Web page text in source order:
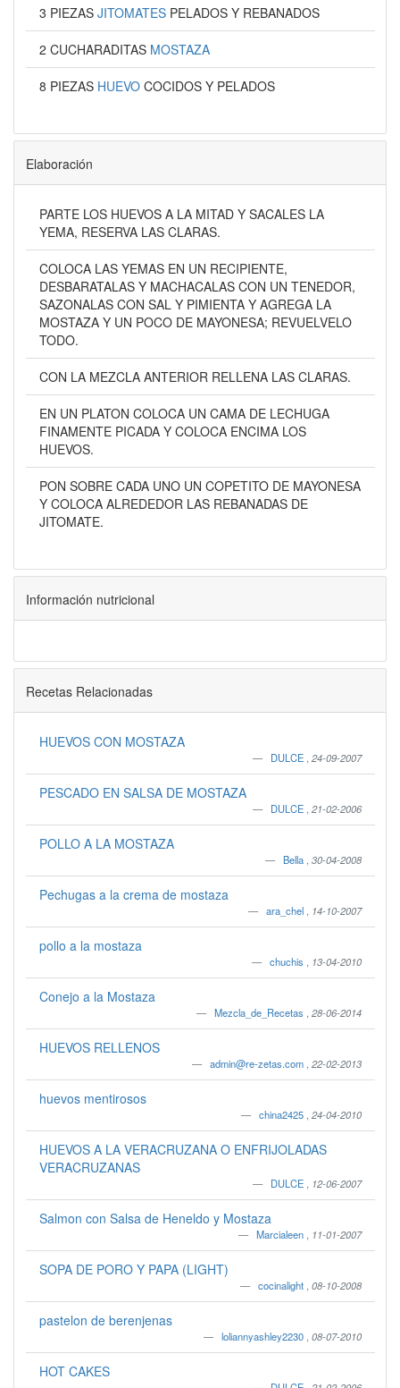
3 PIEZAS JITOMATES PELADOS Y REBANADOS
2 CUCHARADITAS MOSTAZA
8 PIEZAS HUEVO COCIDOS Y PELADOS
Elaboración
PARTE LOS HUEVOS A LA MITAD Y SACALES LA
YEMA, RESERVA LAS CLARAS.
COLOCA LAS YEMAS EN UN RECIPIENTE,
DESBARATALAS Y MACHACALAS CON UN TENEDOR,
SAZONALAS CON SAL Y PIMIENTA Y AGREGA LA
MOSTAZA Y UN POCO DE MAYONESA; REVUELVELO
TODO.
CON LA MEZCLA ANTERIOR RELLENA LAS CLARAS.
EN UN PLATON COLOCA UN CAMA DE LECHUGA
FINAMENTE PICADA Y COLOCA ENCIMA LOS
HUEVOS.
PON SOBRE CADA UNO UN COPETITO DE MAYONESA
Y COLOCA ALREDEDOR LAS REBANADAS DE
JITOMATE.
Información nutricional
Recetas Relacionadas
HUEVOS CON MOSTAZA
DULCE 24-09-2007
PESCADO EN SALSA DE MOSTAZA
DULCE 21-02-2006
POLLO A LA MOSTAZA
Bella 30-04-2008
Pechugas a la crema de mostaza
ara_chel 14-10-2007
pollo a la mostaza
chuchis 13-04-2010
Conejo a la Mostaza
Mezcla_de_Recetas 28-06-2014
HUEVOS RELLENOS
admin@re-zetas.com 22-02-2013
huevos mentirosos
china2425 24-04-2010
HUEVOS A LA VERACRUZANA O ENFRIJOLADAS
VERACRUZANAS
DULCE 12-06-2007
Salmon con Salsa de Heneldo y Mostaza
Marcialeen 11-01-2007
SOPA DE PORO Y PAPA (LIGHT)
cocinalight 08-10-2008
pastelon de berenjenas
loliannyashley2230 08-07-2010
HOT CAKES